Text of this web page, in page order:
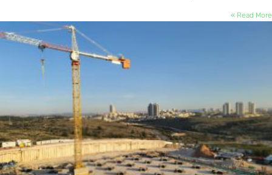
Read More »